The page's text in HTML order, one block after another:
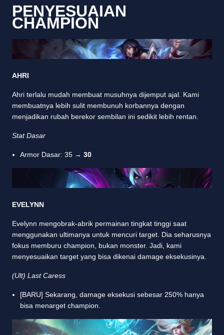
PENYESUAIAN
CHAMPION
AHRI
Ahri terlalu mudah membuat musuhnya dijemput ajal. Kami
membuatnya lebih sulit membunuh korbannya dengan
menjadikan rubah berekor sembilan ini sedikit lebih rentan.
Stat Dasar
Armor Dasar: 35 → 30
EVELYNN
Evelynn mengobrak-abrik permainan tingkat tinggi saat
menggunakan ultimanya untuk mencuri target. Dia seharusnya
fokus memburu champion, bukan monster. Jadi, kami
menyesuaikan target yang bisa dikenai damage eksekusinya.
(Ult) Last Caress
[BARU] Sekarang, damage eksekusi sebesar 250% hanya
bisa menarget champion.